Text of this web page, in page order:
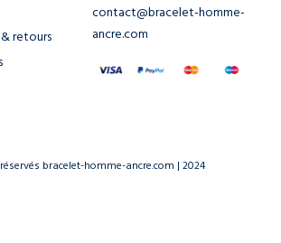
retours
contact@bracelet-homme-
ancre.com
bracelet-homme-ancre.com | 2024